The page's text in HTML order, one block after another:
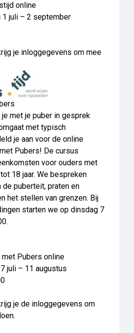
online
1 juli – 2 september
je inloggegevens om mee
met je puber in gesprek
met typisch
je aan voor de online
Pubers! De cursus
voor ouders met
18 jaar. We bespreken
de puberteit, praten en
het stellen van grenzen. Bij
starten we op dinsdag 7
met Pubers online
juli – 11 augustus
je de inloggegevens om